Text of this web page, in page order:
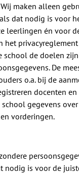
maken alleen
dat nodig is voor
leerlingen én voor
het
school de doelen
De
o.a. bij de
docenten
gegevens
vorderingen.
nodig is voor de